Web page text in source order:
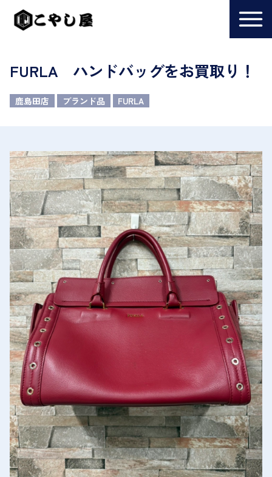
FURLA ハンドバッグをお買取り！
鹿島田店 ブランド品 FURLA